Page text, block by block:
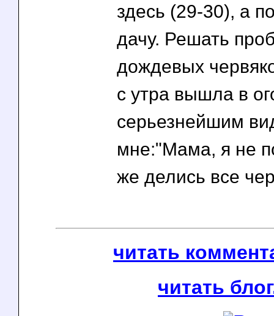
здесь (29-30), а
дачу. Решать
дождевых
с утра вышла в
серьезнейшим
мне:"Мама, я не
же делись все
читать
читать